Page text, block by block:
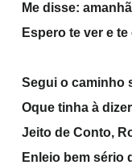
Me disse:
Espero te ver e
Segui o caminho
Oque tinha à
Jeito de Conto,
Enleio bem sério